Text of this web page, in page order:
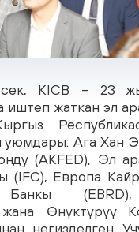
KICB – 23
иштеп жаткан эл
уюмдары: Ага Хан
(AKFED), Эл
(IFC), Европа
Банкы
Өнүктүрүү
негизделген.